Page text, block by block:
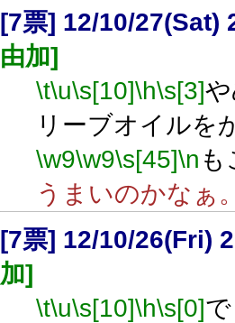
[7票] 12/10/27(Sat)
由加]
\t\u\s[10]\h\s[3]
リーブオイルを
\w9\w9\s[45]\n
うまいのかなぁ
[7票] 12/10/26(Fri)
加]
\t\u\s[10]\h\s[0]